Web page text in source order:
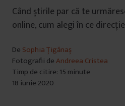
Când știrile par că te
online, cum alegi în ce
De Sophia Țigănaș
Fotografii deAndreea Cristea
Timp de citire: 15 minute
18 iunie 2020